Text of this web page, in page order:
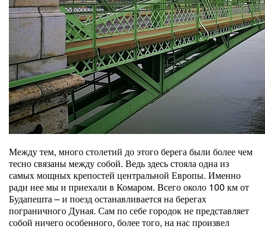
Между тем, много столетий до этого берега были более чем
тесно связаны между собой. Ведь здесь стояла одна из
самых мощных крепостей центральной Европы. Именно
ради нее мы и приехали в Комаром. Всего около 100 км от
Будапешта – и поезд останавливается на берегах
пограничного Дуная. Сам по себе городок не представляет
собой ничего особенного, более того, на нас произвел